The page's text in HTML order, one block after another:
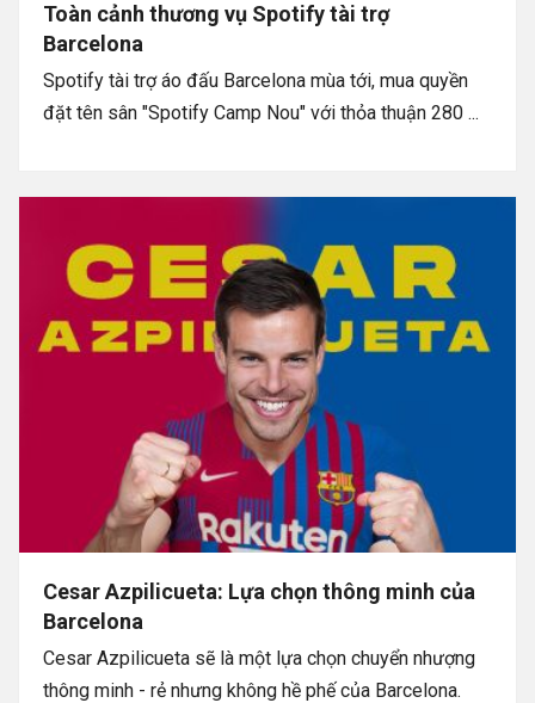
Toàn cảnh thương vụ Spotify tài trợ
Barcelona
Spotify tài trợ áo đấu Barcelona mùa tới, mua quyền
đặt tên sân "Spotify Camp Nou" với thỏa thuận 280 ...
Cesar Azpilicueta: Lựa chọn thông minh của
Barcelona
Cesar Azpilicueta sẽ là một lựa chọn chuyển nhượng
thông minh - rẻ nhưng không hề phế của Barcelona.